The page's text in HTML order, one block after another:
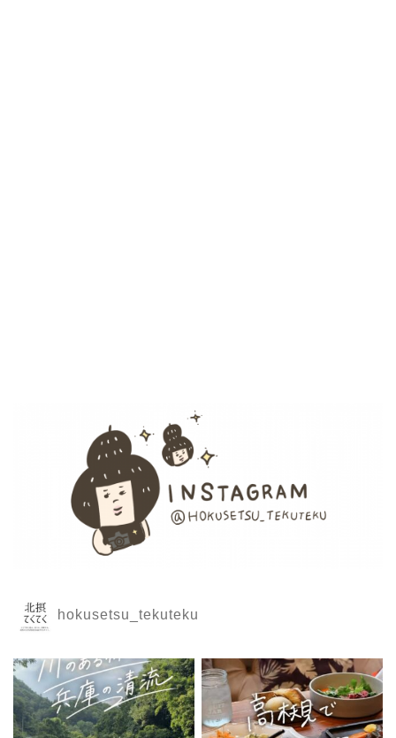
hokusetsu_tekuteku